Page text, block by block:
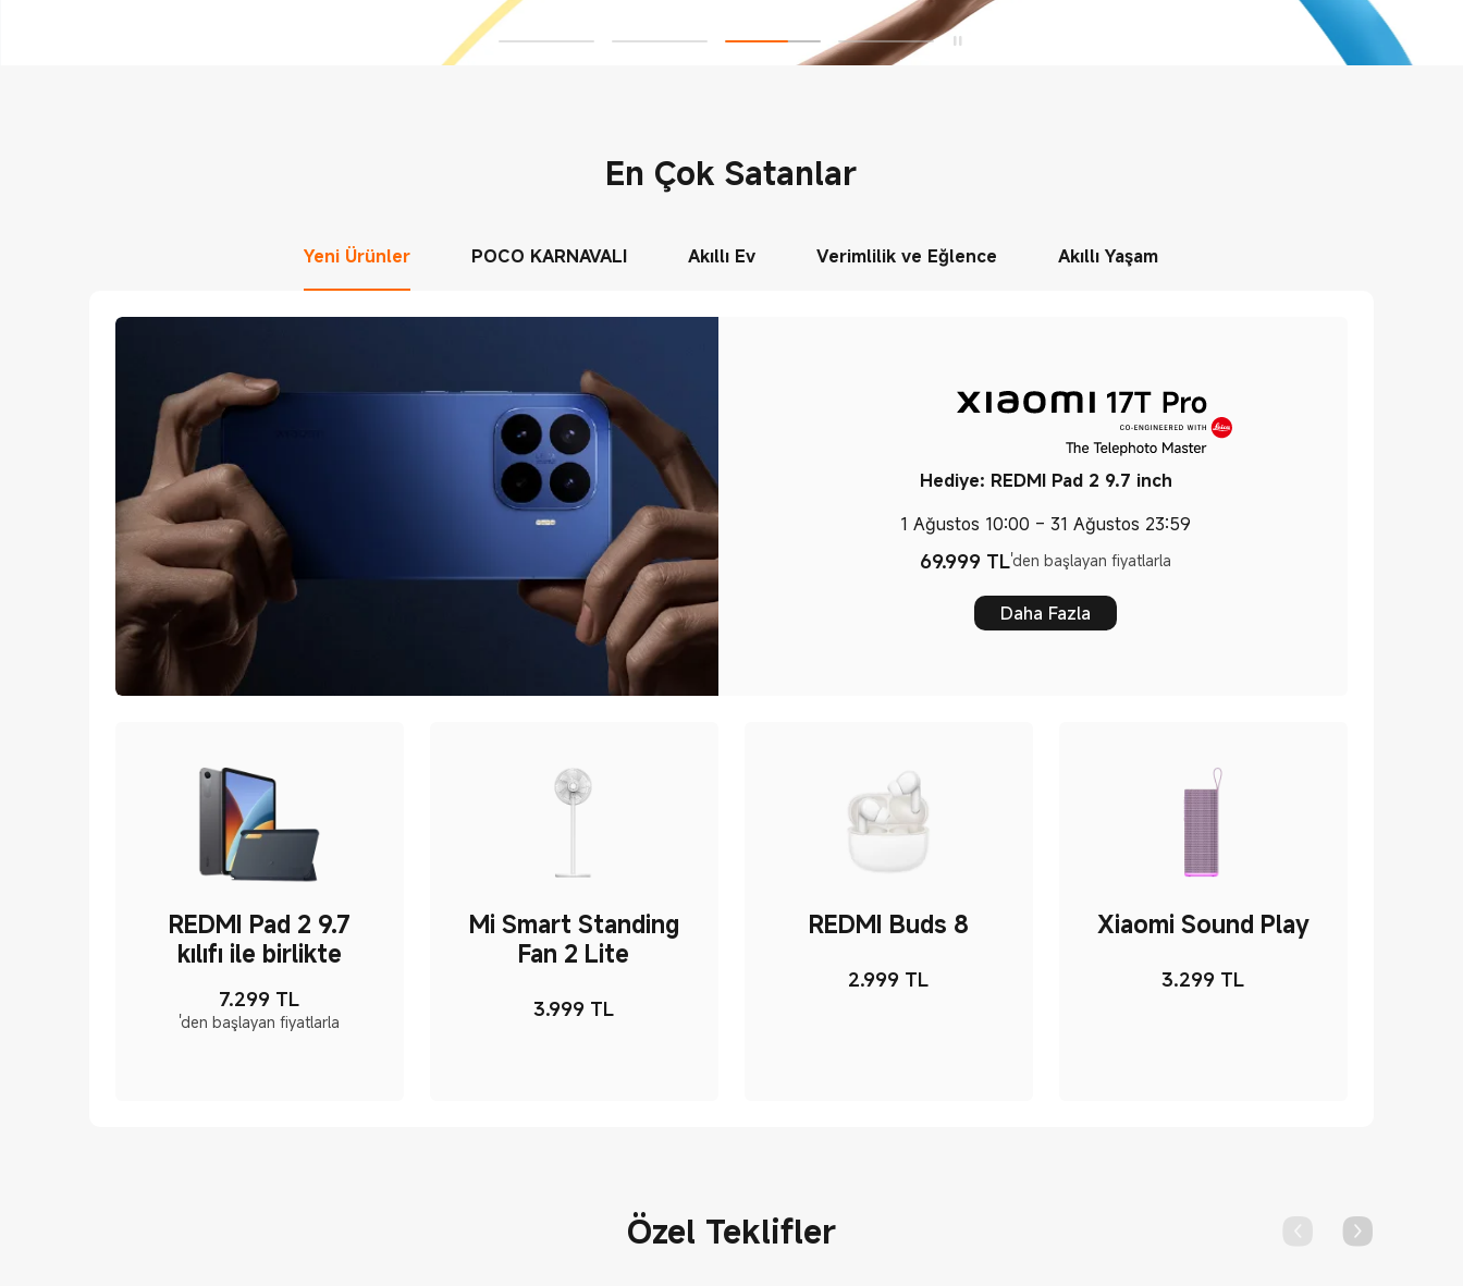
En Çok Satanlar
Yeni Ürünler POCO KARNAVALI Akıllı Ev Verimlilik ve Eğlence Akıllı Yaşam
Hediye: REDMI Pad 2 9.7 inch
1 Ağustos 10:00 – 31 Ağustos 23:59
69.999 TL Current Price TL69999
'den başlayan fiyatlarla
Daha Fazla
REDMI Pad 2 9.7
kılıfı ile birlikte
7.299 TL
Current Price TL7299
'den başlayan fiyatlarla
Mi Smart Standing
Fan 2 Lite
3.999 TL
Current Price TL3999
REDMI Buds 8
2.999 TL
Current Price TL2999
Xiaomi Sound Play
3.299 TL
Current Price TL3299
Özel Teklifler